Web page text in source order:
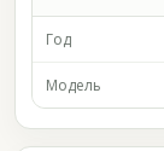
Год
Модель